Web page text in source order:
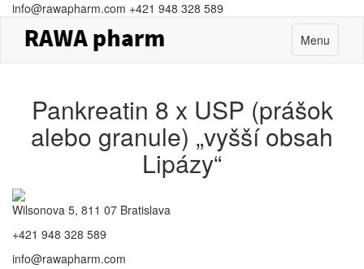
info@rawapharm.com +421 948 328 589
Toggle
navigation
Menu
Pankreatin 8 x USP (prášok
alebo granule) „vyšší obsah
Lipázy“
Wilsonova 5, 811 07 Bratislava
+421 948 328 589
info@rawapharm.com